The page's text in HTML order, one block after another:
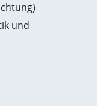
und